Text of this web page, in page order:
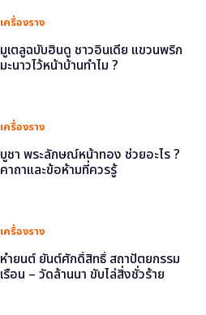
เครื่องราง
มูเตลูฉบับฮินดู ชาวอินเดีย แขวนพริก
มะนาวไว้หน้าบ้านทำไม ?
เครื่องราง
บูชา พระลักษณ์หน้าทอง ช่วยอะไร ?
คาถาและข้อห้ามที่ควรรู้
เครื่องราง
หำยนต์ ยันต์ศักดิ์สิทธิ์ สถาปัตยกรรม
เรือน – วัดล้านนา ขับไล่สิ่งชั่วร้าย